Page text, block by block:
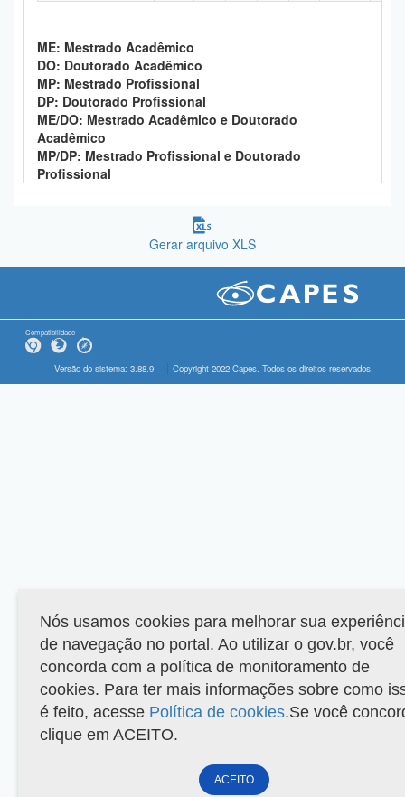
ME: Mestrado Acadêmico
DO: Doutorado Acadêmico
MP: Mestrado Profissional
DP: Doutorado Profissional
ME/DO: Mestrado Acadêmico e Doutorado
Acadêmico
MP/DP: Mestrado Profissional e Doutorado
Profissional
Gerar arquivo XLS
Compatibilidade
Versão do sistema: 3.88.9 Copyright 2022 Capes. Todos os direitos reservados.
Nós usamos cookies para melhorar sua
de navegação no portal. Ao utilizar o gov.br, você
concorda com a política de monitoramento de
cookies. Para ter mais informações sobre como
é feito, acesse Política de cookies.Se você
clique em ACEITO.
ACEITO